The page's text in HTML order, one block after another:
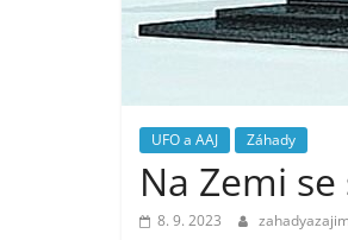
UFO a AAJ Záhady
Na Zemi
8. 9. 2023